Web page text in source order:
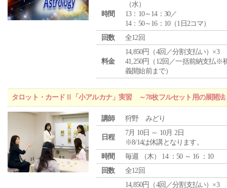
時間
（水）
13：10～14：30／
14：50～16：10（1日2コマ）
回数
全12回
料金
14,850円（4回／分割支払い）×3
41,250円（12回／一括前納支払※
義開始前まで）
タロット・カードⅡ「小アルカナ」実習 ～78枚フルセット用の展開法
講師 狩野 みどり
日程
7月 10日 ～ 10月 2日
※8/14は休講となります。
時間
毎週 （木） 14 ：50 ～ 16 ：10
回数
全12回
14,850円（4回／分割支払い）×3